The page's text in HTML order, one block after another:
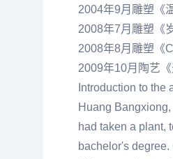
2004年9月雕塑《
2008年7月雕塑《
2008年8月雕塑《
2009年10月陶艺
Introduction to the
Huang
had taken a plant,
bachelor's